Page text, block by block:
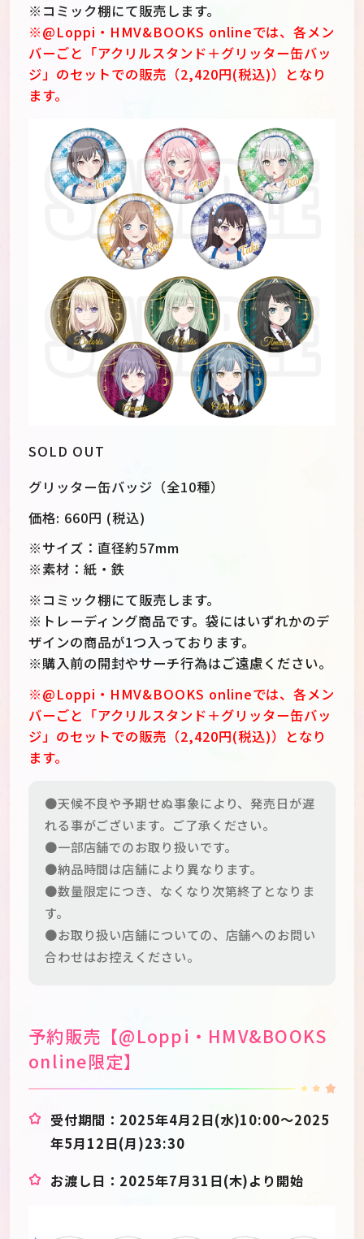
※コミック棚にて販売します。
※@Loppi・HMV&BOOKS onlineでは、各メン
バーごと「アクリルスタンド＋グリッター缶バッ
ジ」のセットでの販売（2,420円(税込)）となり
ます。
SOLD OUT
グリッター缶バッジ（全10種）
価格: 660円 (税込)
※サイズ：直径約57mm
※素材：紙・鉄
※コミック棚にて販売します。
※トレーディング商品です。袋にはいずれかのデ
ザインの商品が1つ入っております。
※購入前の開封やサーチ行為はご遠慮ください。
※@Loppi・HMV&BOOKS onlineでは、各メン
バーごと「アクリルスタンド＋グリッター缶バッ
ジ」のセットでの販売（2,420円(税込)）となり
ます。
●天候不良や予期せぬ事象により、発売日が遅
れる事がございます。ご了承ください。
●一部店舗でのお取り扱いです。
●納品時間は店舗により異なります。
●数量限定につき、なくなり次第終了となりま
す。
●お取り扱い店舗についての、店舗へのお問い
合わせはお控えください。
予約販売【@Loppi・HMV&BOOKS
online限定】
受付期間：2025年4月2日(水)10:00～2025
年5月12日(月)23:30
お渡し日：2025年7月31日(木)より開始